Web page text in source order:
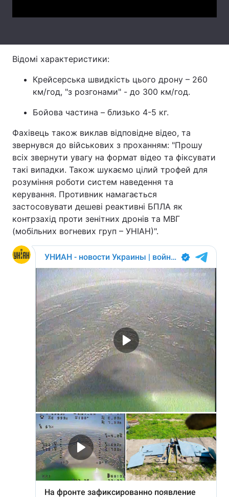
Послуги
Відомі характеристики:
Крейсерська швидкість цього дрону – 260
км/год, "з розгонами" - до 300 км/год.
Бойова частина – близько 4-5 кг.
Фахівець також виклав відповідне відео, та
звернувся до військових з проханням: "Прошу
всіх звернути увагу на формат відео та фіксувати
такі випадки. Також шукаємо цілий трофей для
розуміння роботи систем наведення та
керування. Противник намагається
застосовувати дешеві реактивні БПЛА як
контрзахід проти зенітних дронів та МВГ
(мобільних вогневих груп – УНІАН)".